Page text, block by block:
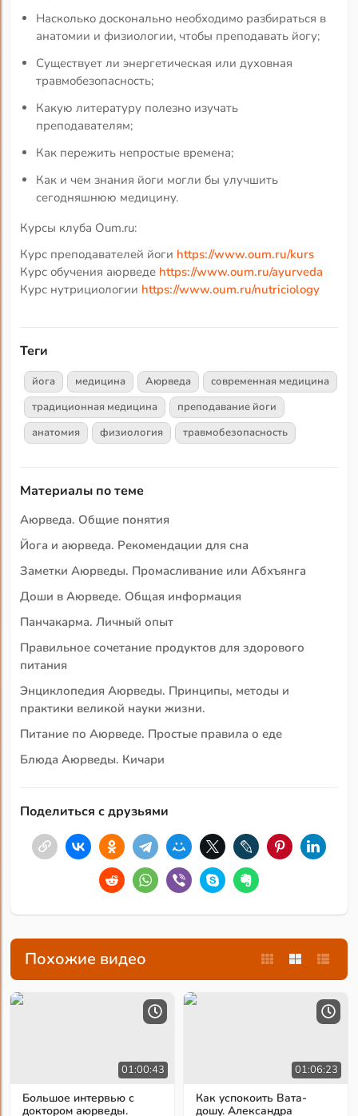
Насколько досконально необходимо разбираться в
анатомии и физиологии, чтобы преподавать йогу;
Существует ли энергетическая или духовная
травмобезопасность;
Какую литературу полезно изучать
преподавателям;
Как пережить непростые времена;
Как и чем знания йоги могли бы улучшить
сегодняшнюю медицину.
Курсы клуба Oum.ru:
Курс преподавателей йоги https://www.oum.ru/kurs
Курс обучения аюрведе https://www.oum.ru/ayurveda
Курс нутрициологии https://www.oum.ru/nutriciology
Теги
йога медицина Аюрведа
современная медицина
традиционная медицина
преподавание йоги
анатомия
физиология травмобезопасность
Материалы по теме
Аюрведа. Общие понятия
Йога и аюрведа. Рекомендации для сна
Заметки Аюрведы. Промасливание или Абхъянга
Доши в Аюрведе. Общая информация
Панчакарма. Личный опыт
Правильное сочетание продуктов для здорового
питания
Энциклопедия Аюрведы. Принципы, методы и
практики великой науки жизни.
Питание по Аюрведе. Простые правила о еде
Блюда Аюрведы. Кичари
Поделиться с друзьями
Похожие видео
01:00:43
Большое интервью с
доктором аюрведы.
01:06:23
Как успокоить Вата-
дошу. Александра